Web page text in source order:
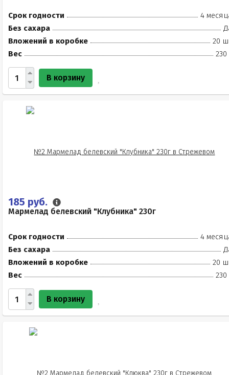
Срок годности
4
Без сахара
Вложений в коробке
20
Вес
230
В корзину
185 руб.
Мармелад белевский "Клубника" 230г
Срок годности
4
Без сахара
Вложений в коробке
20
Вес
230
В корзину